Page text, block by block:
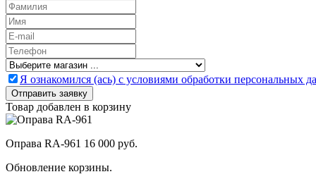
Я ознакомился (ась) с условиями обработки персональных
Товар добавлен в корзину
Оправа RA-961 16 000 руб.
Обновление корзины.